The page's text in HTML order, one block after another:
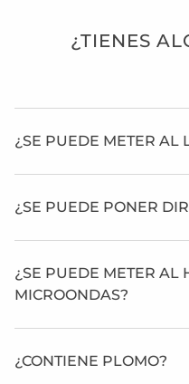
¿TIENES
¿SE PUEDE METER AL
¿SE PUEDE PONER
¿SE PUEDE METER AL
MICROONDAS?
¿CONTIENE PLOMO?